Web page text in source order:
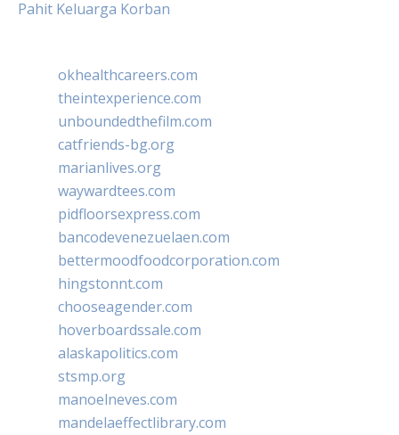
Pahit Keluarga Korban
okhealthcareers.com
theintexperience.com
unboundedthefilm.com
catfriends-bg.org
marianlives.org
waywardtees.com
pidfloorsexpress.com
bancodevenezuelaen.com
bettermoodfoodcorporation.com
hingstonnt.com
chooseagender.com
hoverboardssale.com
alaskapolitics.com
stsmp.org
manoelneves.com
mandelaeffectlibrary.com